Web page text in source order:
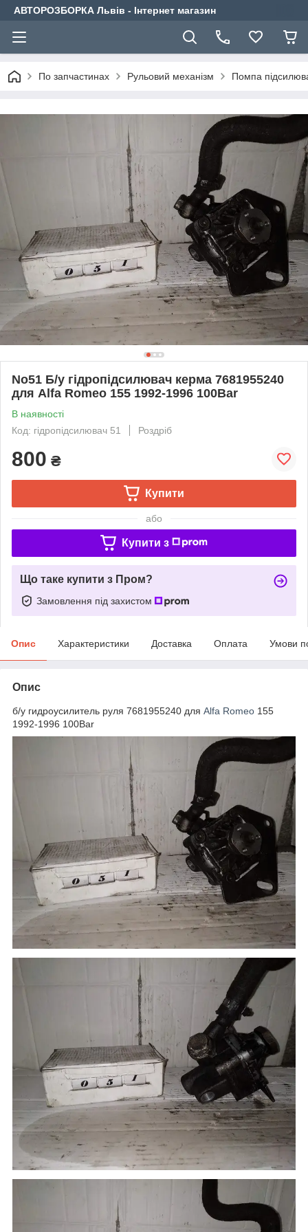
АВТОРОЗБОРКА Львів - Інтернет магазин
По запчастинах Рульовий механізм Помпа
No51 Б/у гідропідсилювач керма 7681955240
для Alfa Romeo 155 1992-1996 100Bar
В наявності
Код: гідропідсилювач 51
Роздріб
800 ₴
Купити
або
Купити з
Що таке купити з Пром?
Замовлення під захистом
Опис Характеристики Доставка Оплата Умови
Опис
б/у гидроусилитель руля 7681955240 для Alfa Romeo 155
1992-1996 100Bar